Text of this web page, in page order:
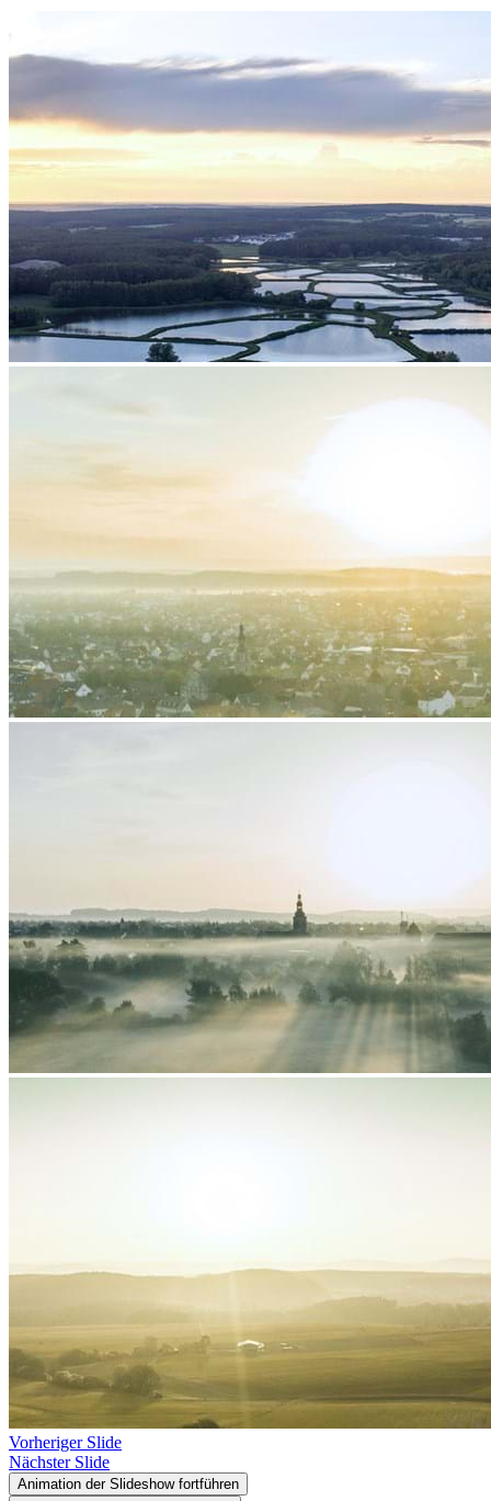
Vorheriger Slide
Nächster Slide
Animation der Slideshow fortführen